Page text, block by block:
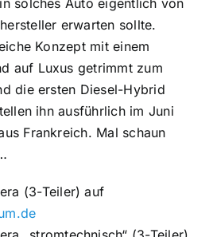
solches Auto eigentlich von
erwarten sollte.
Konzept mit einem
auf Luxus getrimmt zum
die ersten Diesel-Hybrid
ihn ausführlich im Juni
Frankreich. Mal schaun
(3-Teiler) auf